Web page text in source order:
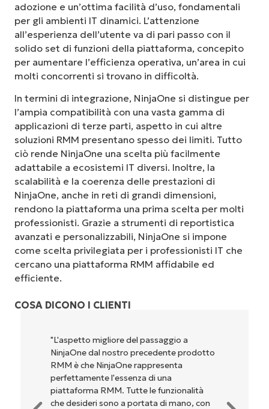
adozione e un’ottima facilità d’uso, fondamentali
per gli ambienti IT dinamici. L’attenzione
all’esperienza dell’utente va di pari passo con il
solido set di funzioni della piattaforma, concepito
per aumentare l’efficienza operativa, un’area in cui
molti concorrenti si trovano in difficoltà.
In termini di integrazione, NinjaOne si distingue per
l’ampia compatibilità con una vasta gamma di
applicazioni di terze parti, aspetto in cui altre
soluzioni RMM presentano spesso dei limiti. Tutto
ciò rende NinjaOne una scelta più facilmente
adattabile a ecosistemi IT diversi. Inoltre, la
scalabilità e la coerenza delle prestazioni di
NinjaOne, anche in reti di grandi dimensioni,
rendono la piattaforma una prima scelta per molti
professionisti. Grazie a strumenti di reportistica
avanzati e personalizzabili, NinjaOne si impone
come scelta privilegiata per i professionisti IT che
cercano una piattaforma RMM affidabile ed
efficiente.
COSA DICONO I CLIENTI
"NinjaOne è incredibilmente facile da usare,
perché unisce un’interfaccia fluida a
potenti funzionalità di back-end. La
configurazione e la gestione
dell'interfaccia non sono affatto
complicate. Tutte le opzioni e gli strumenti